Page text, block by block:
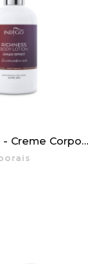
Creme Corpo...